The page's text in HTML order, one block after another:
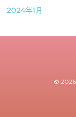
2024年1月
© 2026